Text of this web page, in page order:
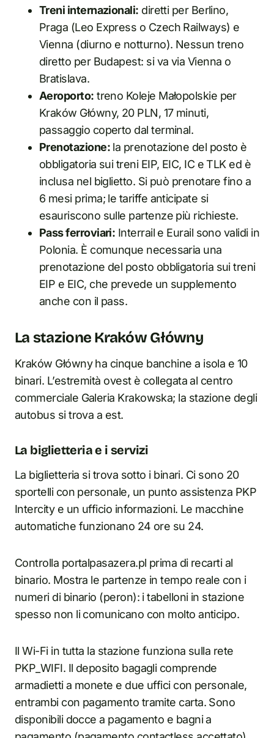
Treni internazionali: diretti per Berlino,
Praga (Leo Express o Czech Railways) e
Vienna (diurno e notturno). Nessun treno
diretto per Budapest: si va via Vienna o
Bratislava.
Aeroporto: treno Koleje Małopolskie per
Kraków Główny, 20 PLN, 17 minuti,
passaggio coperto dal terminal.
Prenotazione:la prenotazione del posto è
obbligatoria sui treni EIP, EIC, IC e TLK ed è
inclusa nel biglietto. Si può prenotare fino a
6 mesi prima; le tariffe anticipate si
esauriscono sulle partenze più richieste.
Pass ferroviari: Interrail e Eurail sono validi in
Polonia. È comunque necessaria una
prenotazione del posto obbligatoria sui treni
EIP e EIC, che prevede un supplemento
anche con il pass.
La stazione Kraków Główny
Kraków Główny ha cinque banchine a isola e 10
binari. L’estremità ovest è collegata al centro
commerciale Galeria Krakowska; la stazione degli
autobus si trova a est.
La biglietteria e i servizi
La biglietteria si trova sotto i binari. Ci sono 20
sportelli con personale, un punto assistenza PKP
Intercity e un ufficio informazioni. Le macchine
automatiche funzionano 24 ore su 24.
Controlla portalpasazera.pl prima di recarti al
binario. Mostra le partenze in tempo reale con i
numeri di binario (peron): i tabelloni in stazione
spesso non li comunicano con molto anticipo.
Il Wi-Fi in tutta la stazione funziona sulla rete
PKP_WIFI. Il deposito bagagli comprende
armadietti a monete e due uffici con personale,
entrambi con pagamento tramite carta. Sono
disponibili docce a pagamento e bagni a